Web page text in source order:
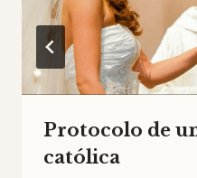
Protocolo de
católica